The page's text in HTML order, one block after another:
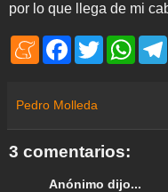
por lo que llega de mi
M
m
e
F
b
o
o
T
w
r
W
p
Pedro Molleda
3 comentarios:
Anónimo dijo...